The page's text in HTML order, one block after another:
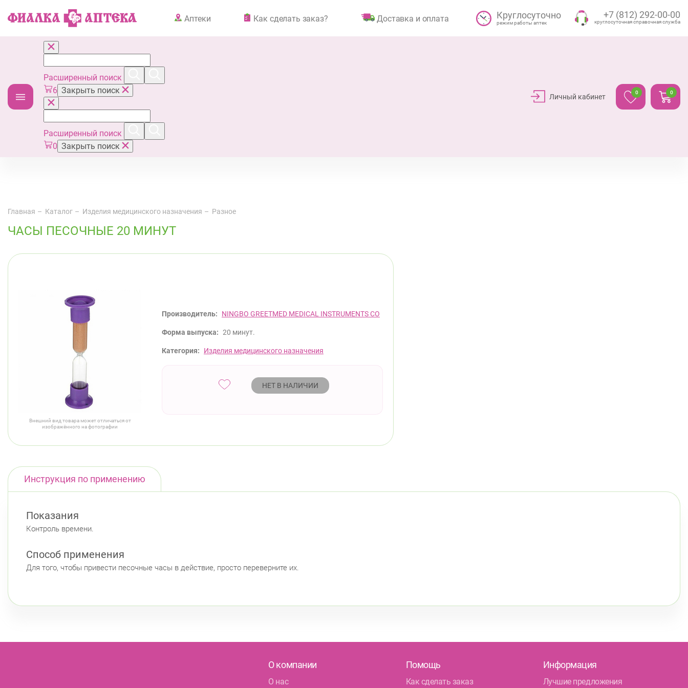
Аптеки Как сделать заказ? Доставка и оплата Круглосуточно
режим работы аптек
+7 (812) 292-00-00
круглосуточная справочная служба
Расширенный поиск
6 Закрыть поиск
Расширенный поиск
0 Закрыть поиск
Личный кабинет
0 0
Главная Каталог Изделия медицинского назначения Разное
ЧАСЫ ПЕСОЧНЫЕ 20 МИНУТ
Внешний вид товара может отличаться от
изображённого на фотографии
Производитель: NINGBO GREETMED MEDICAL INSTRUMENTS CO
Форма выпуска: 20 минут.
Категория: Изделия медицинского назначения
НЕТ В НАЛИЧИИ
Инструкция по применению
Показания
Контроль времени.
Способ применения
Для того, чтобы привести песочные часы в действие, просто переверните их.
О компании
О нас
Помощь
Как сделать заказ
Информация
Лучшие предложения